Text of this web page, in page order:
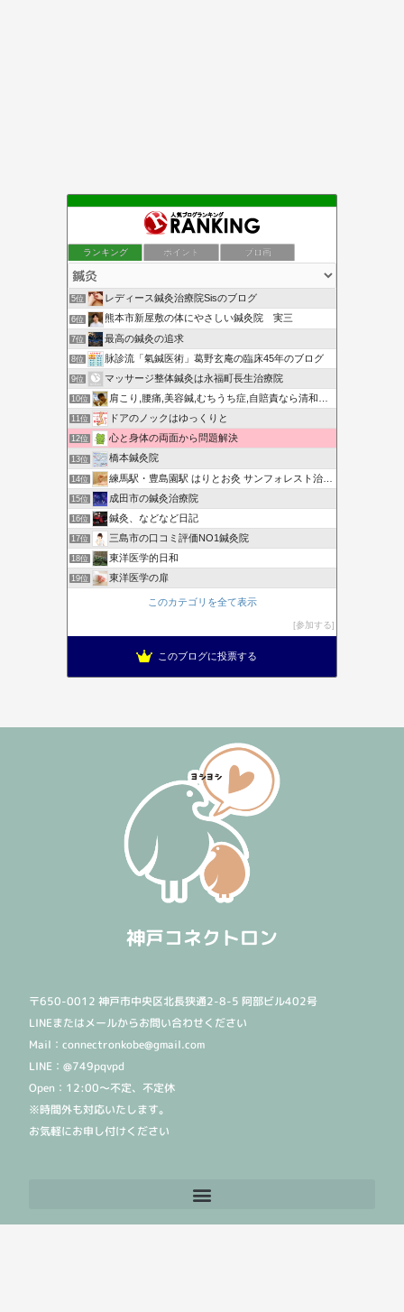
ランキング ポイント ブロ画
5位 レディース鍼灸治療院Sisのブログ
6位 熊本市新屋敷の体にやさしい鍼灸院 実三
7位 最高の鍼灸の追求
8位 脉診流「氣鍼医術」葛野玄庵の臨床45年のブログ
9位 マッサージ整体鍼灸は永福町長生治療院
10位 肩こり,腰痛,美容鍼,むちうち症,自賠責なら清和針灸接骨院
11位 ドアのノックはゆっくりと
12位 心と身体の両面から問題解決
13位 橋本鍼灸院
14位 練馬駅・豊島園駅 はりとお灸 サンフォレスト治療院ブログ
15位 成田市の鍼灸治療院
16位 鍼灸、などなど日記
17位 三島市の口コミ評価NO1鍼灸院
18位 東洋医学的日和
19位 東洋医学の扉
このカテゴリを全て表示
参加する
このブログに投票する
神戸コネクトロン
〒650-0012 神戸市中央区北長狭通2-8-5 阿部ビル402号
LINEまたはメールからお問い合わせください
Mail：connectronkobe@gmail.com
LINE：@749pqvpd
Open：12:00〜不定、不定休
※時間外も対応いたします。
お気軽にお申し付けください